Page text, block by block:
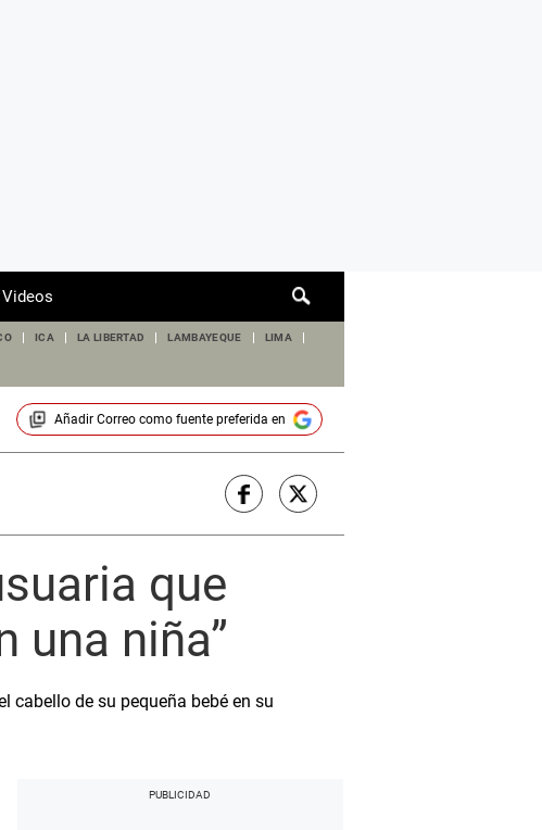
de
Videos
ICA LA LIBERTAD LAMBAYEQUE LIMA
Añadir Correocomo fuente preferida en
que
una niña”
cabello de su pequeña bebé en su